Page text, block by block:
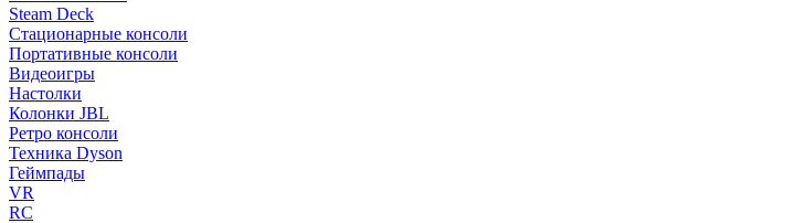
Steam Deck
Стационарные консоли
Портативные консоли
Видеоигры
Настолки
Колонки JBL
Ретро консоли
Техника Dyson
Геймпады
VR
RC